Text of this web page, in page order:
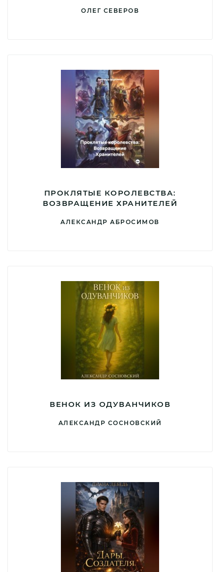
ОЛЕГ СЕВЕРОВ
ПРОКЛЯТЫЕ КОРОЛЕВСТВА:
ВОЗВРАЩЕНИЕ ХРАНИТЕЛЕЙ
АЛЕКСАНДР АБРОСИМОВ
ВЕНОК ИЗ ОДУВАНЧИКОВ
АЛЕКСАНДР СОСНОВСКИЙ